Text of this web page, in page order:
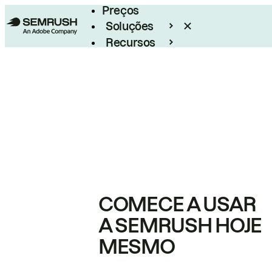
Preços
Soluções
Recursos
COMECE A USAR
A SEMRUSH HOJE
MESMO